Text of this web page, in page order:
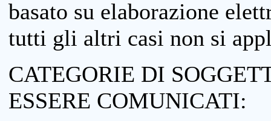
basato su elaborazione
tutti gli altri casi non si
CATEGORIE DI
ESSERE COMUNICATI: